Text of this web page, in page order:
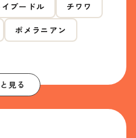
イプードル チワワ
ポメラニアン
見る